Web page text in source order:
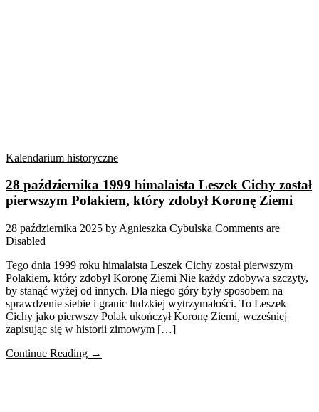
Kalendarium historyczne
28 października 1999 himalaista Leszek Cichy został
pierwszym Polakiem, który zdobył Koronę Ziemi
28 października 2025 by Agnieszka Cybulska Comments are
Disabled
Tego dnia 1999 roku himalaista Leszek Cichy został pierwszym
Polakiem, który zdobył Koronę Ziemi Nie każdy zdobywa szczyty,
by stanąć wyżej od innych. Dla niego góry były sposobem na
sprawdzenie siebie i granic ludzkiej wytrzymałości. To Leszek
Cichy jako pierwszy Polak ukończył Koronę Ziemi, wcześniej
zapisując się w historii zimowym […]
Continue Reading →